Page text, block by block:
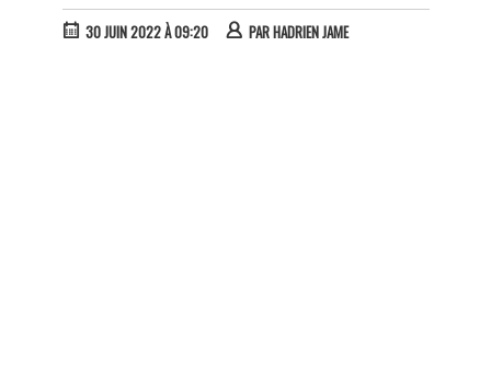
30 JUIN 2022 À 09:20 PARHADRIEN JAME